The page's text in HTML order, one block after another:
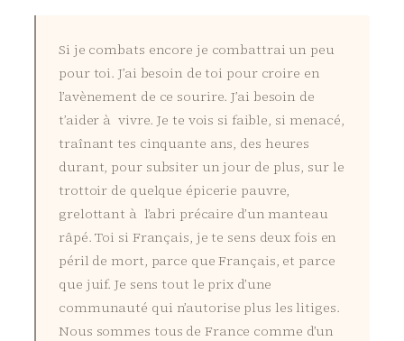
Si je combats encore je combattrai un peu
pour toi. J’ai besoin de toi pour croire en
l’avènement de ce sourire. J’ai besoin de
t’aider à vivre. Je te vois si faible, si menacé,
traînant tes cinquante ans, des heures
durant, pour subsiter un jour de plus, sur le
trottoir de quelque épicerie pauvre,
grelottant à l’abri précaire d’un manteau
râpé. Toi si Français, je te sens deux fois en
péril de mort, parce que Français, et parce
que juif. Je sens tout le prix d’une
communauté qui n’autorise plus les litiges.
Nous sommes tous de France comme d’un